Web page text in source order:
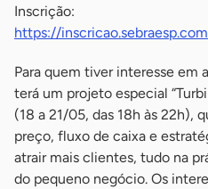
Inscrição:
https://
Para quem tiver interesse em
terá um projeto especial
(18 a 21/05, das 18h às 22h),
preço, fluxo de caixa e
atrair mais clientes, tudo na
do pequeno negócio. Os